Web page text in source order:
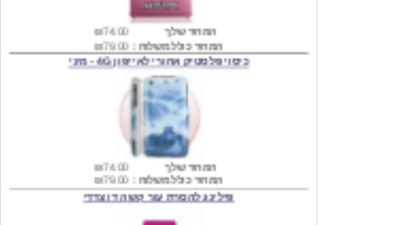
המחיר כולל משלוח :
כיסוי פלסטיק אחורי לאייפון 4G - מיני
₪74.00
המחיר שלך
המחיר כולל משלוח :
פילינג להסרת עור קשה דו צדדי